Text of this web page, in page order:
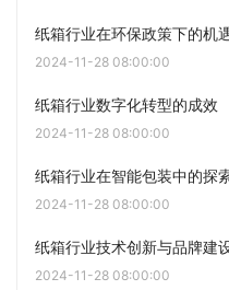
纸箱行业在环保政策下的机
2024-11-28 08:00:00
纸箱行业数字化转型的成效
2024-11-28 08:00:00
纸箱行业在智能包装中的探
2024-11-28 08:00:00
纸箱行业技术创新与品牌建
2024-11-28 08:00:00